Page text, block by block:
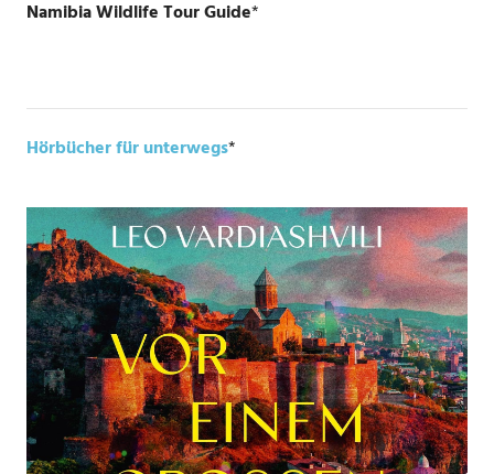
Namibia Wildlife Tour Guide*
Hörbücher für unterwegs*